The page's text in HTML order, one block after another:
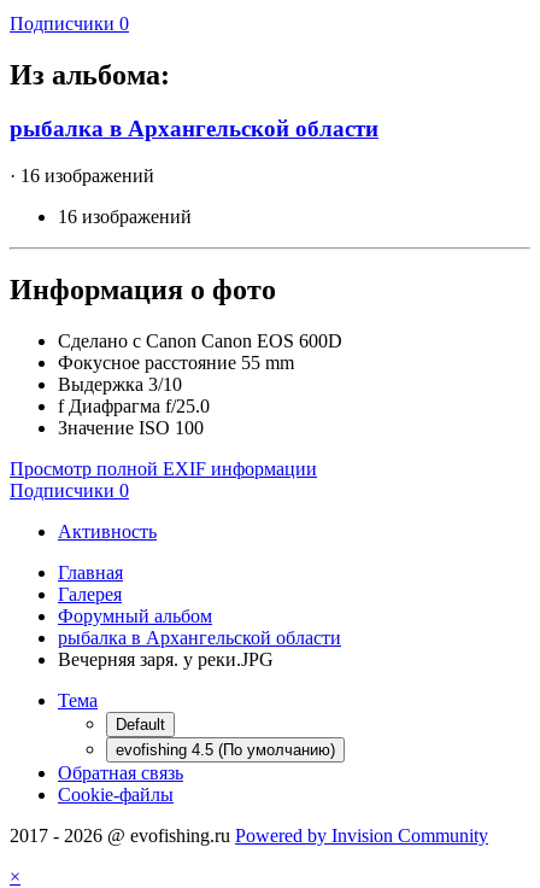
Подписчики 0
Из альбома:
рыбалка в Архангельской области
· 16 изображений
16 изображений
Информация о фото
Сделано с Canon Canon EOS 600D
Фокусное расстояние 55 mm
Выдержка 3/10
f Диафрагма f/25.0
Значение ISO 100
Просмотр полной EXIF информации
Подписчики 0
Активность
Главная
Галерея
Форумный альбом
рыбалка в Архангельской области
Вечерняя заря. у реки.JPG
Тема
Default
evofishing 4.5 (По умолчанию)
Обратная связь
Cookie-файлы
2017 - 2026 @ evofishing.ru Powered by Invision Community
×